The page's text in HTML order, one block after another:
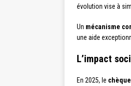
évolution vise à
Un mécanisme
une aide
L’impact
En 2025, le